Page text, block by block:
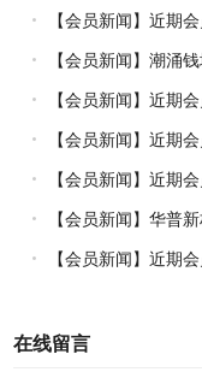
【会员新闻】近期
【会员新闻】潮涌
量
【会员新闻】近期
【会员新闻】近期
【会员新闻】近期
【会员新闻】华普
路
【会员新闻】近期
在线留言